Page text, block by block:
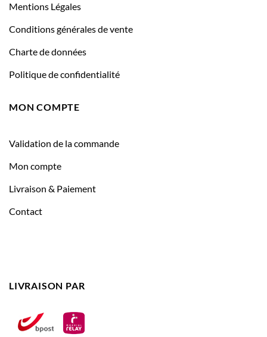
Mentions Légales
Conditions générales de vente
Charte de données
Politique de confidentialité
MON COMPTE
Validation de la commande
Mon compte
Livraison & Paiement
Contact
LIVRAISON PAR